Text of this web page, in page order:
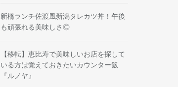
新橋ランチ佐渡風新潟タレカツ丼！午後
も頑張れる美味しさ◎
【移転】恵比寿で美味しいお店を探して
いる方は覚えておきたいカウンター飯
『ルノヤ』